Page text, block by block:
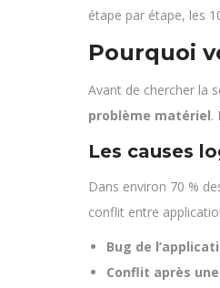
étape par étape, les
Pourquoi
Avant de chercher la
problème matériel.
Les causes
Dans environ 70 %
conflit entre
Bug de
Conflit après